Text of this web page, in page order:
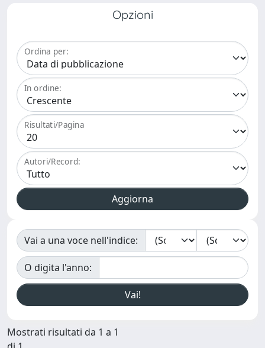
Opzioni
Ordina per:
In ordine:
Risultati/Pagina
Autori/Record:
Vai a una voce nell'indice:
O digita l'anno:
Mostrati risultati da 1 a 1